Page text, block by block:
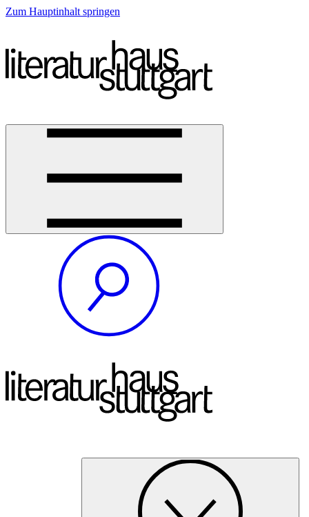
Zum Hauptinhalt springen